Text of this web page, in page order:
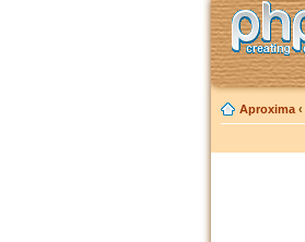
Aproxima ‹